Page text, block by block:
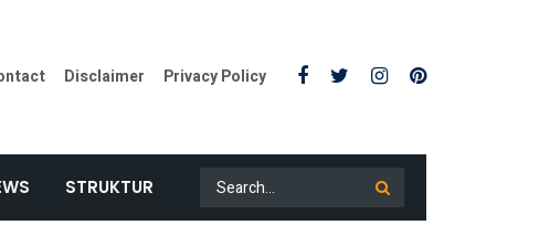
Disclaimer Privacy Policy
STRUKTUR